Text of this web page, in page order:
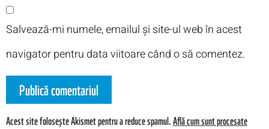
Salvează-mi numele, emailul și site-ul web în acest
navigator pentru data viitoare când o să comentez.
Acest site folosește Akismet pentru a reduce spamul.Află cum sunt procesate